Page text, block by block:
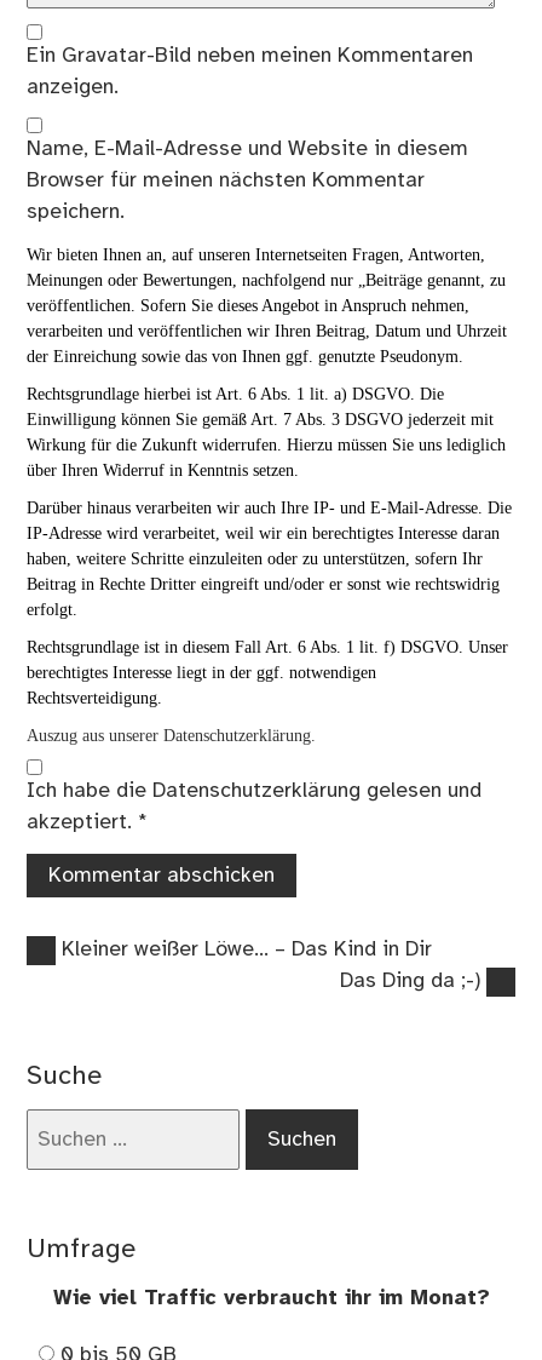
Ein Gravatar-Bild neben meinen Kommentaren
anzeigen.
Name, E-Mail-Adresse und Website in diesem
Browser für meinen nächsten Kommentar
speichern.
Wir bieten Ihnen an, auf unseren Internetseiten Fragen, Antworten,
Meinungen oder Bewertungen, nachfolgend nur „Beiträge genannt, zu
veröffentlichen. Sofern Sie dieses Angebot in Anspruch nehmen,
verarbeiten und veröffentlichen wir Ihren Beitrag, Datum und Uhrzeit
der Einreichung sowie das von Ihnen ggf. genutzte Pseudonym.
Rechtsgrundlage hierbei ist Art. 6 Abs. 1 lit. a) DSGVO. Die
Einwilligung können Sie gemäß Art. 7 Abs. 3 DSGVO jederzeit mit
Wirkung für die Zukunft widerrufen. Hierzu müssen Sie uns lediglich
über Ihren Widerruf in Kenntnis setzen.
Darüber hinaus verarbeiten wir auch Ihre IP- und E-Mail-Adresse. Die
IP-Adresse wird verarbeitet, weil wir ein berechtigtes Interesse daran
haben, weitere Schritte einzuleiten oder zu unterstützen, sofern Ihr
Beitrag in Rechte Dritter eingreift und/oder er sonst wie rechtswidrig
erfolgt.
Rechtsgrundlage ist in diesem Fall Art. 6 Abs. 1 lit. f) DSGVO. Unser
berechtigtes Interesse liegt in der ggf. notwendigen
Rechtsverteidigung.
Auszug aus unserer Datenschutzerklärung.
Ich habe die Datenschutzerklärung gelesen und
akzeptiert. *
Beitragsnavigation
Vorheriger
Kleiner weißer Löwe… – Das Kind in Dir
Nächster
Das Ding da ;-)
Suche
Umfrage
Wie viel Traffic verbraucht ihr im Monat?
0 bis 50 GB